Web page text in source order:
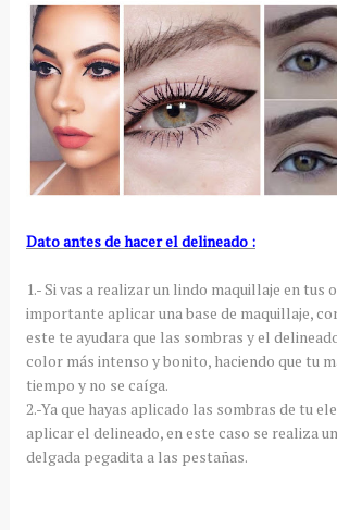
Dato antes de hacer el delineado :
1.- Si vas a realizar un lindo maquillaje en tus
importante aplicar una base de maquillaje,
este te ayudara que las sombras y el
color más intenso y bonito, haciendo que tu
tiempo y no se caíga.
2.-Ya que hayas aplicado las sombras de tu
aplicar el delineado, en este caso se realiza
delgada pegadita a las pestañas.